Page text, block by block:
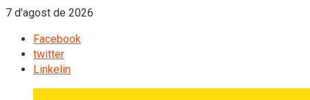
7 d'agost de 2026
Facebook
twitter
Linkelin